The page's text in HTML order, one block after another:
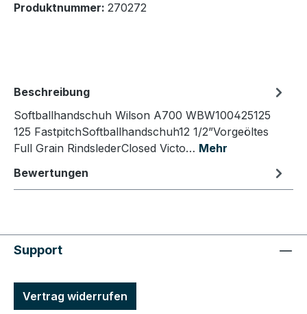
Produktnummer: 270272
Beschreibung
Softballhandschuh Wilson A700 WBW100425125
125 FastpitchSoftballhandschuh12 1/2”Vorgeöltes
Full Grain RindslederClosed Victo… Mehr
Bewertungen
Support
Vertrag widerrufen